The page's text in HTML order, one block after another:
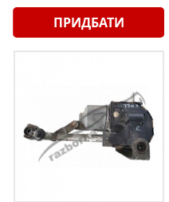
ПРИДБАТИ